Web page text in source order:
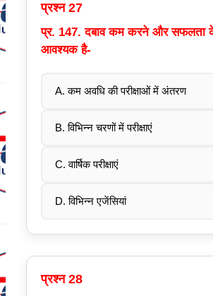
प्रश्न 27
प्र. 147. दबाव कम करने और सफलता
आवश्यक है-
A. कम अवधि की परीक्षाओं में अंतरण
B. विभिन्न चरणों में परीक्षाएं
C. वार्षिक परीक्षाएं
D. विभिन्न एजेंसियां
प्रश्न 28